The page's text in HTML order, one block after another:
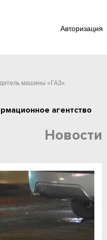
Авторизация
машины «ГАЗ»
агентство
Новости